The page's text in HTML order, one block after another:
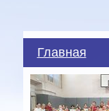
Главная